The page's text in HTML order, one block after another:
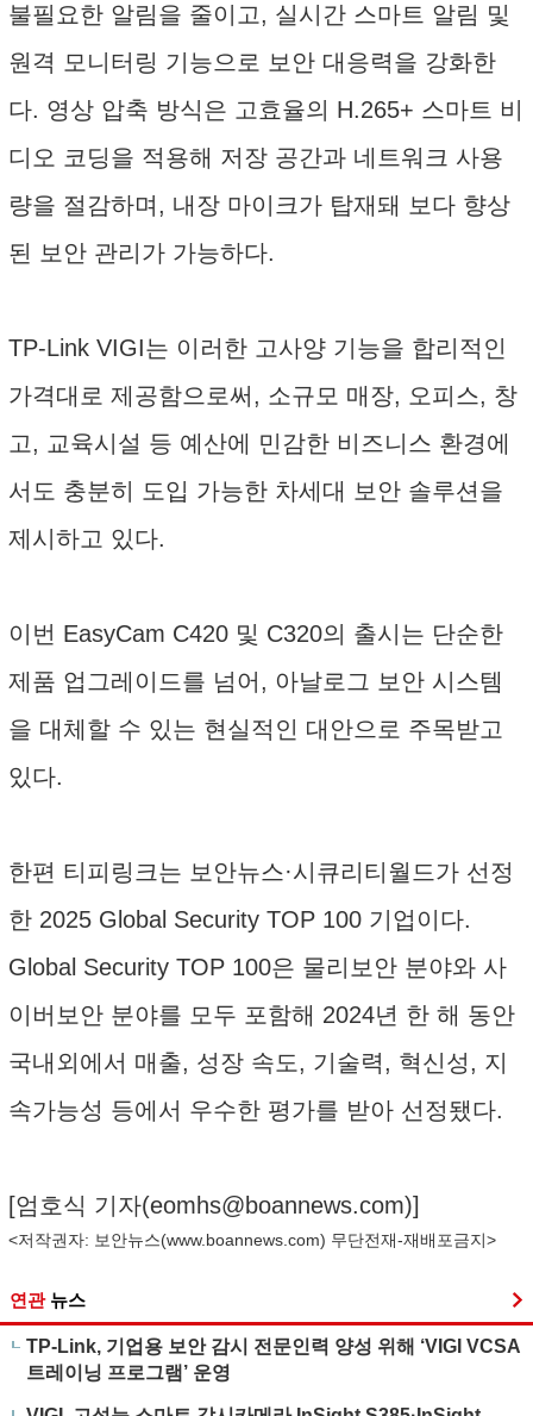
불필요한 알림을 줄이고, 실시간 스마트 알림 및
원격 모니터링 기능으로 보안 대응력을 강화한
다. 영상 압축 방식은 고효율의 H.265+ 스마트 비
디오 코딩을 적용해 저장 공간과 네트워크 사용
량을 절감하며, 내장 마이크가 탑재돼 보다 향상
된 보안 관리가 가능하다.
TP-Link VIGI는 이러한 고사양 기능을 합리적인
가격대로 제공함으로써, 소규모 매장, 오피스, 창
고, 교육시설 등 예산에 민감한 비즈니스 환경에
서도 충분히 도입 가능한 차세대 보안 솔루션을
제시하고 있다.
이번 EasyCam C420 및 C320의 출시는 단순한
제품 업그레이드를 넘어, 아날로그 보안 시스템
을 대체할 수 있는 현실적인 대안으로 주목받고
있다.
한편 티피링크는 보안뉴스·시큐리티월드가 선정
한 2025 Global Security TOP 100 기업이다.
Global Security TOP 100은 물리보안 분야와 사
이버보안 분야를 모두 포함해 2024년 한 해 동안
국내외에서 매출, 성장 속도, 기술력, 혁신성, 지
속가능성 등에서 우수한 평가를 받아 선정됐다.
[엄호식 기자(eomhs@boannews.com)]
<저작권자: 보안뉴스(www.boannews.com) 무단전재-재배포금지>
연관 뉴스
TP-Link, 기업용 보안 감시 전문인력 양성 위해 ‘VIGI VCSA
트레이닝 프로그램’ 운영